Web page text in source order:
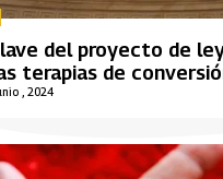
, 2024
del proyecto de
terapias de